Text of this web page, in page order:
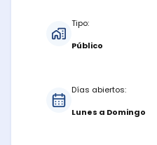
Tipo:
Público
Días abiertos:
Lunes a Domingo